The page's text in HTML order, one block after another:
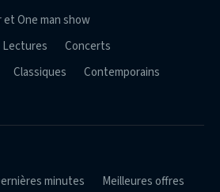
et One man show
Lectures
Concerts
Classiques
Contemporains
minutes
Meilleures offres